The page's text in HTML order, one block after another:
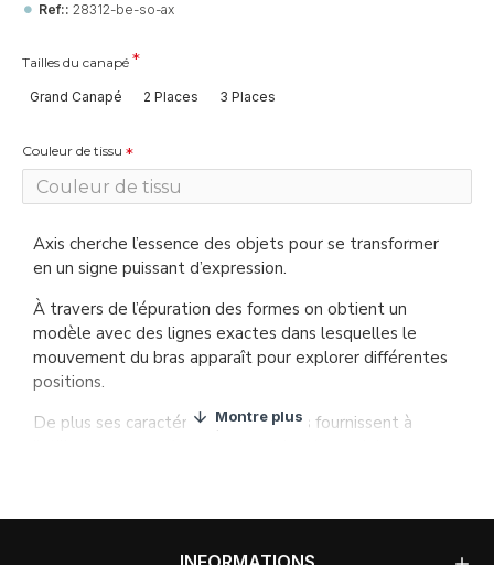
Ref:: 28312-be-so-ax
Tailles du canapé
Grand Canapé 2 Places 3 Places
Couleur de tissu
Axis cherche l’essence des objets pour se transformer
en un signe puissant d’expression.
À travers de l’épuration des formes on obtient un
modèle avec des lignes exactes dans lesquelles le
mouvement du bras apparaît pour explorer différentes
positions.
De plus ses caractéristiques oreillers fournissent à
1. Structure en bois massifavec reforcement